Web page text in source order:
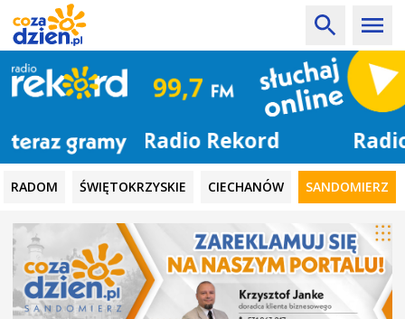
Radio Rekord
RADOM ŚWIĘTOKRZYSKIE CIECHANÓW SANDOMIERZ